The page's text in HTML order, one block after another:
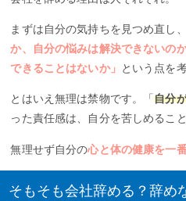
まずは自分の気持ちを見つめ直し、
か、自分の悩みは解決できないの
できることはないか」 という点を
とはいえ無理は禁物です。「自分
った責任感は、自分を苦しめるこ
無理せず自分の心と体の健康を一
そもそも会社辞める？辞め